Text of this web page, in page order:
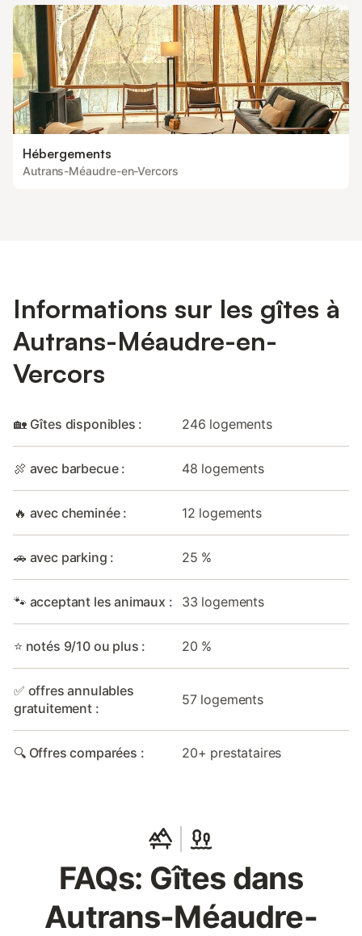
Hébergements
Autrans-Méaudre-en-Vercors
Informations sur les gîtes à
Autrans-Méaudre-en-
Vercors
🏡 Gîtes disponibles : 246 logements
🍖 avec barbecue : 48 logements
🔥 avec cheminée : 12 logements
🚗 avec parking : 25 %
🐾 acceptant les animaux : 33 logements
⭐ notés 9/10 ou plus : 20 %
✅ offres annulables
gratuitement :
57 logements
🔍 Offres comparées : 20+ prestataires
FAQs: Gîtes dans
Autrans-Méaudre-